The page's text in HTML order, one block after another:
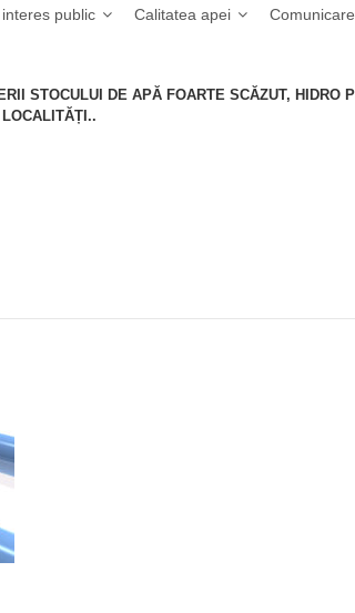
public Calitatea apei Comunicare
STOCULUI DE APĂ FOARTE SCĂZUT, HIDRO